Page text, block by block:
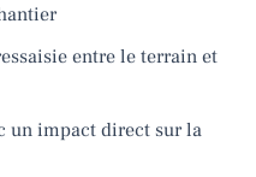
entre le terrain et
un impact direct sur la